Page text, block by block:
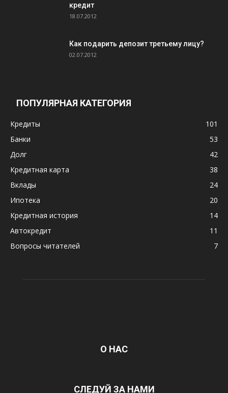
кредит
18.07.2012
Как подарить депозит третьему лицу?
02.07.2012
ПОПУЛЯРНАЯ КАТЕГОРИЯ
Кредиты
101
Банки
53
Долг
42
Кредитная карта
38
Вклады
24
Ипотека
20
Кредитная история
14
Автокредит
11
Вопросы читателей
7
О НАС
СЛЕДУЙ ЗА НАМИ